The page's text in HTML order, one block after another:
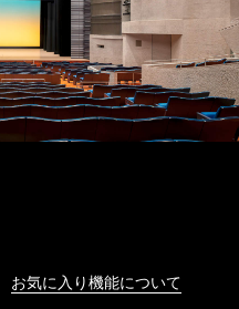
お気に入り機能について